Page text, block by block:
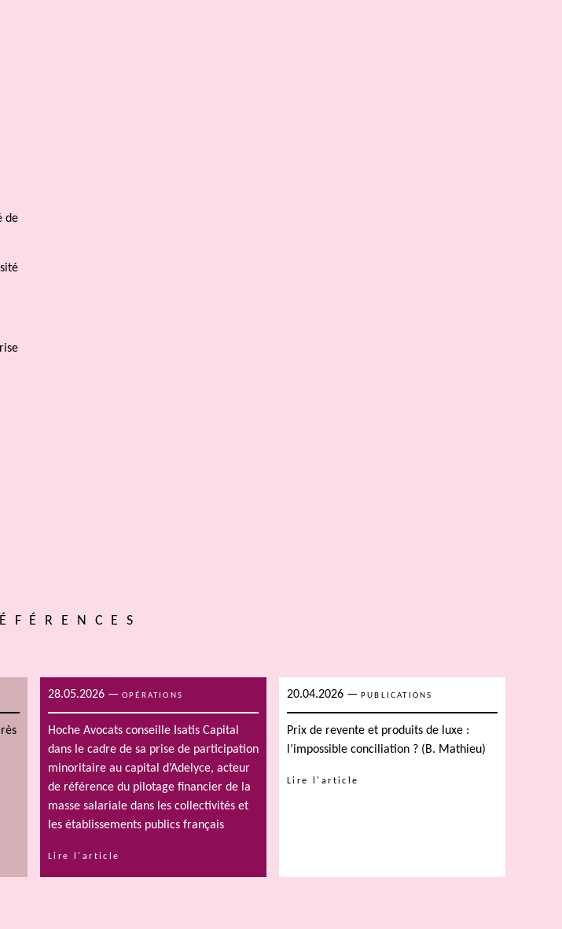
de
28.05.2026 — OPÉRATIONS
Hoche Avocats conseille Isatis Capital
dans le cadre de sa prise de participation
minoritaire au capital d’Adelyce, acteur
de référence du pilotage financier de la
masse salariale dans les collectivités et
les établissements publics français
Lire l'article
20.04.2026 — PUBLICATIONS
Prix de revente et produits de luxe :
l’impossible conciliation ? (B. Mathieu)
Lire l'article